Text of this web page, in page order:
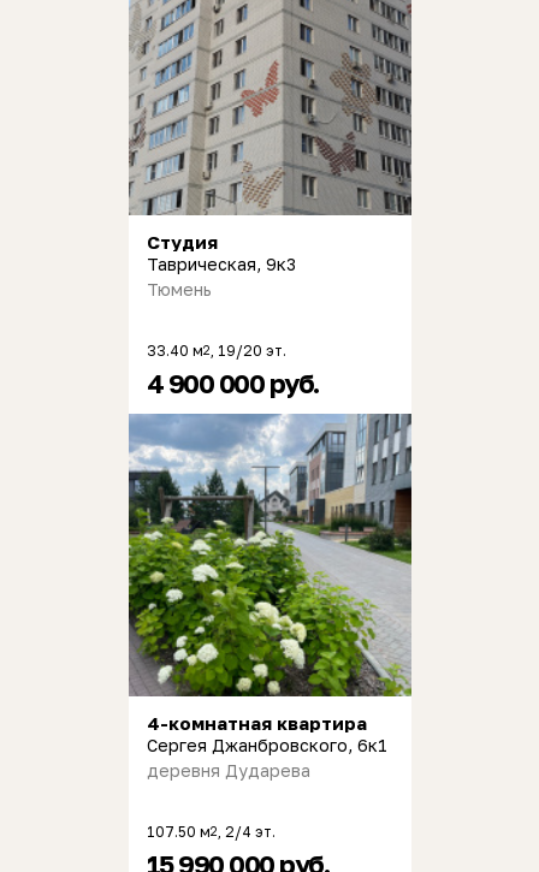
Студия
Таврическая, 9к3
Тюмень
33.40 м2 , 19/20 эт.
4 900 000 руб.
4-комнатная квартира
Сергея Джанбровского, 6к1
деревня Дударева
107.50 м2 , 2/4 эт.
15 990 000 руб.